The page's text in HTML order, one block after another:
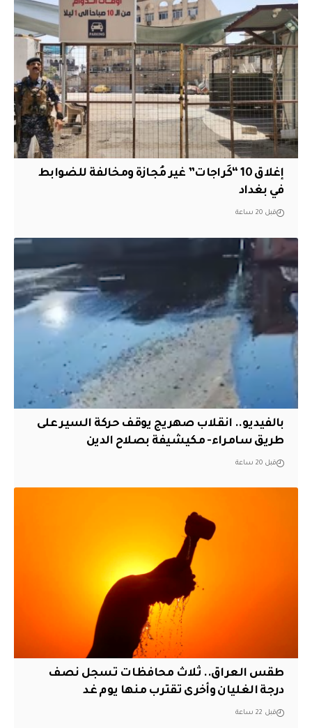
إغلاق 10 “كَراجات” غير مُجازة ومخالفة للضوابط
في بغداد
قبل 20 ساعة
بالفيديو.. انقلاب صهريج يوقف حركة السير على
طريق سامراء- مكيشيفة بصلاح الدين
قبل 20 ساعة
طقس العراق.. ثلاث محافظات تسجل نصف
درجة الغليان وأخرى تقترب منها يوم غد
قبل 22 ساعة